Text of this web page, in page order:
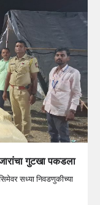
गुटखा पकडला
सध्या निवडणुकीच्या